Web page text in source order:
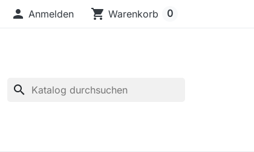
 Anmelden shopping_cart Warenkorb 0
search